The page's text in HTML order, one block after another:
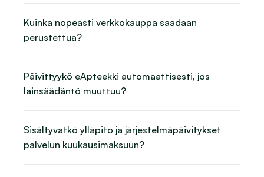
Kuinka nopeasti verkkokauppa saadaan
perustettua?
Päivittyykö eApteekki automaattisesti, jos
lainsäädäntö muuttuu?
Sisältyvätkö ylläpito ja järjestelmäpäivitykset
palvelun kuukausimaksuun?